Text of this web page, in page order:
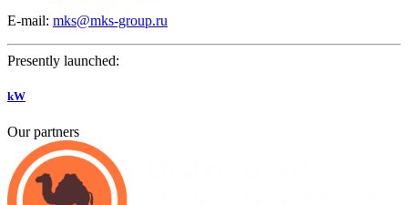
E-mail: mks@mks-group.ru
Presently launched:
kW
Our partners